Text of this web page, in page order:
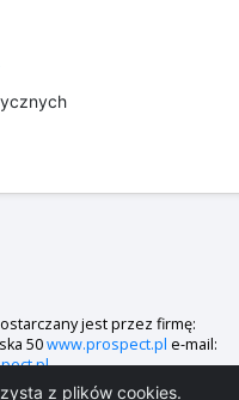
z plików cookies.
jest przez firmę:
50www.prospect.pl e-mail: